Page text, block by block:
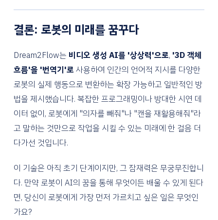
결론: 로봇의 미래를 꿈꾸다
Dream2Flow는 비디오 생성 AI를 '상상력'으로, '3D 객체
흐름'을 '번역기'로 사용하여 인간의 언어적 지시를 다양한
로봇의 실제 행동으로 변환하는 확장 가능하고 일반적인 방
법을 제시했습니다. 복잡한 프로그래밍이나 방대한 시연 데
이터 없이, 로봇에게 "의자를 빼줘"나 "캔을 재활용해줘"라
고 말하는 것만으로 작업을 시킬 수 있는 미래에 한 걸음 더
다가선 것입니다.
이 기술은 아직 초기 단계이지만, 그 잠재력은 무궁무진합니
다. 만약 로봇이 AI의 꿈을 통해 무엇이든 배울 수 있게 된다
면, 당신이 로봇에게 가장 먼저 가르치고 싶은 일은 무엇인
가요?